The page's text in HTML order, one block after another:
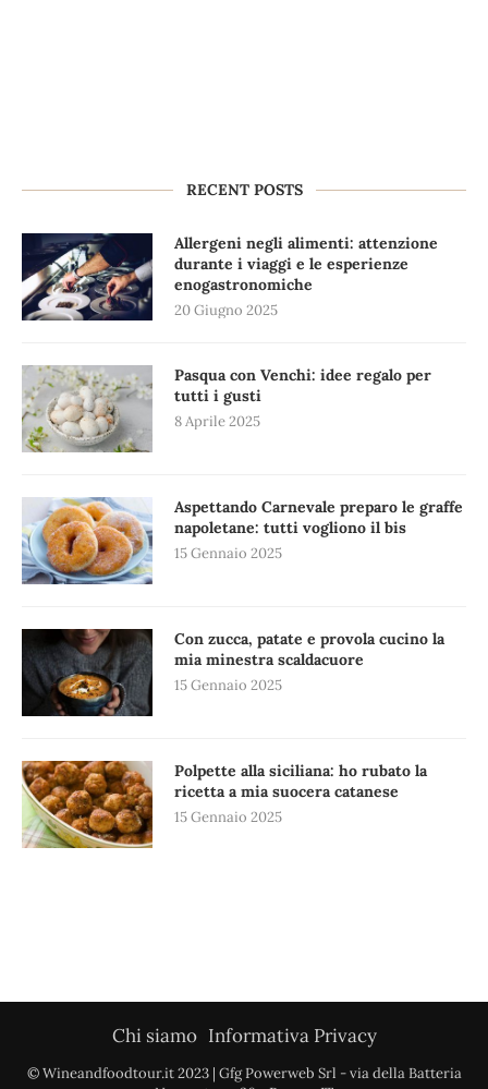
RECENT POSTS
Allergeni negli alimenti: attenzione
durante i viaggi e le esperienze
enogastronomiche
20 Giugno 2025
Pasqua con Venchi: idee regalo per
tutti i gusti
8 Aprile 2025
Aspettando Carnevale preparo le graffe
napoletane: tutti vogliono il bis
15 Gennaio 2025
Con zucca, patate e provola cucino la
mia minestra scaldacuore
15 Gennaio 2025
Polpette alla siciliana: ho rubato la
ricetta a mia suocera catanese
15 Gennaio 2025
Chi siamo Informativa Privacy
© Wineandfoodtour.it 2023 | Gfg Powerweb Srl - via della Batteria